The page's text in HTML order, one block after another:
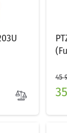
45